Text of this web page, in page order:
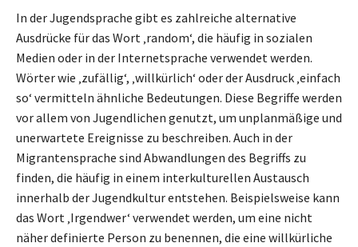
In der Jugendsprache gibt es zahlreiche alternative
Ausdrücke für das Wort ‚random‘, die häufig in sozialen
Medien oder in der Internetsprache verwendet werden.
Wörter wie ‚zufällig‘, ‚willkürlich‘ oder der Ausdruck ‚einfach
so‘ vermitteln ähnliche Bedeutungen. Diese Begriffe werden
vor allem von Jugendlichen genutzt, um unplanmäßige und
unerwartete Ereignisse zu beschreiben. Auch in der
Migrantensprache sind Abwandlungen des Begriffs zu
finden, die häufig in einem interkulturellen Austausch
innerhalb der Jugendkultur entstehen. Beispielsweise kann
das Wort ‚Irgendwer‘ verwendet werden, um eine nicht
näher definierte Person zu benennen, die eine willkürliche